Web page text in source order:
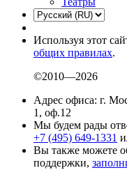
Используя этот
общих правилах.
©2010—2026
Адрес офиса: г.
1, оф.12
Мы будем рады
+7 (495) 649-1331
Вы также можете
поддержки,